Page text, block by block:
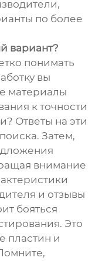
по более
вариант?
понимать
вы
материалы
к точности
Ответы на эти
Затем,
внимание
и отзывы
бояться
Это
пластин и